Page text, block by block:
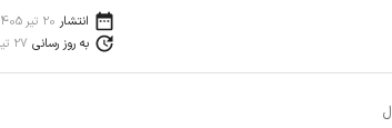
انتشار 20 تیر 1405
به روز رسانی 27 تیر 1405